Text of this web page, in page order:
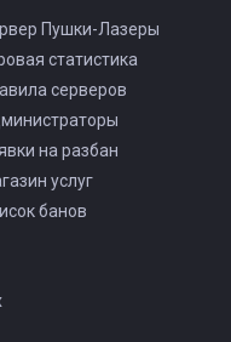
Пушки-Лазеры
статистика
серверов
на разбан
услуг
банов